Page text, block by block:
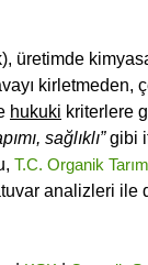
üretimde
kirletmeden,
hukuki kriterlere
sağlıklı”gibi
T.C. Organik
analizleri ile